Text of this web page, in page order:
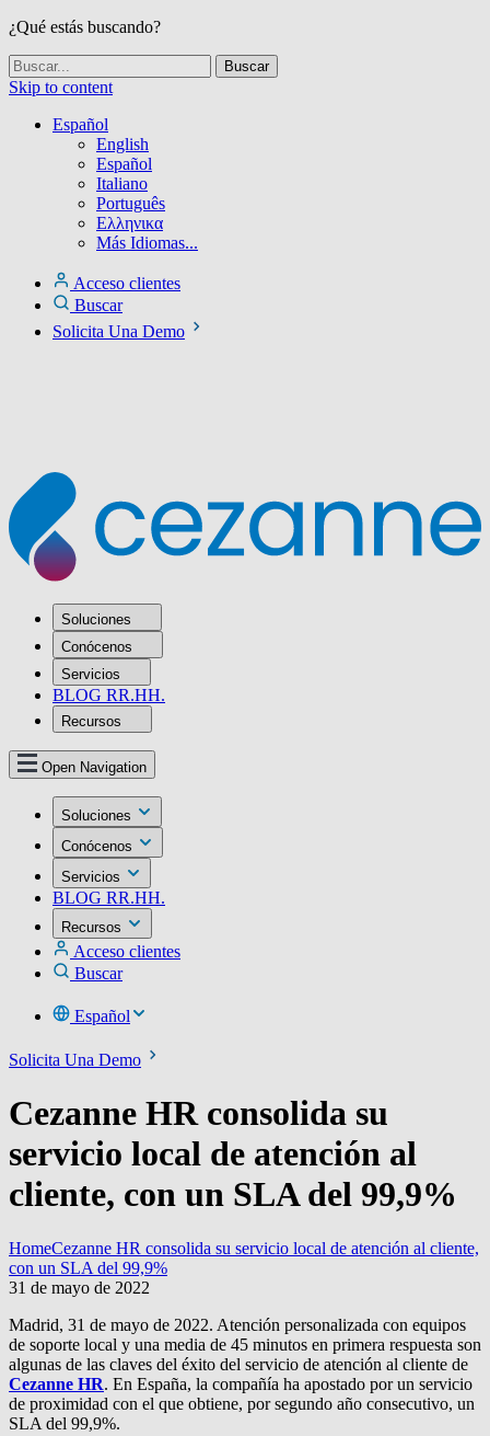
¿Qué estás buscando?
Skip to content
Español
English
Español
Italiano
Português
Ελληνικα
Más Idiomas...
Acceso clientes
Buscar
Solicita Una Demo
Soluciones
Conócenos
Servicios
BLOG RR.HH.
Recursos
Open Navigation
Soluciones
Conócenos
Servicios
BLOG RR.HH.
Recursos
Acceso clientes
Buscar
Español
Solicita Una Demo
Cezanne HR consolida su
servicio local de atención al
cliente, con un SLA del 99,9%
HomeCezanne HR consolida su servicio local de atención al cliente,
con un SLA del 99,9%
31 de mayo de 2022
Madrid, 31 de mayo de 2022. Atención personalizada con equipos
de soporte local y una media de 45 minutos en primera respuesta son
algunas de las claves del éxito del servicio de atención al cliente de
Cezanne HR. En España, la compañía ha apostado por un servicio
de proximidad con el que obtiene, por segundo año consecutivo, un
SLA del 99,9%.